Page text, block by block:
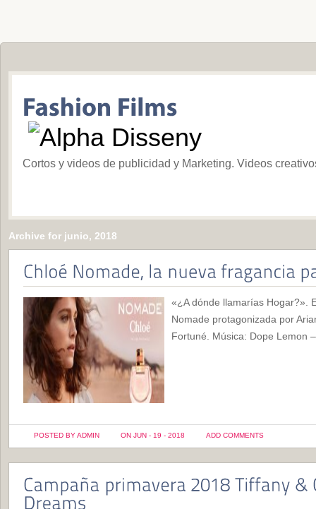
Cortos y videos de publicidad y Marketing. Videos
Archive for junio, 2018
«¿A dónde llamarías Hogar?».
Nomade protagonizada por
Fortuné. Música: Dope Lemon
POSTED BY ADMIN ON JUN - 19 - 2018 ADD COMMENTS